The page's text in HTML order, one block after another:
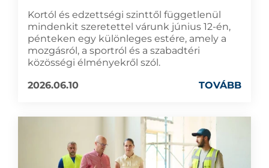
Kortól és edzettségi szinttől függetlenül
mindenkit szeretettel várunk június 12-én,
pénteken egy különleges estére, amely a
mozgásról, a sportról és a szabadtéri
közösségi élményekről szól.
2026.06.10
TOVÁBB